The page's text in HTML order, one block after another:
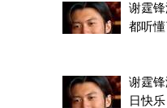
谢霆
都听懂
谢霆
日快乐